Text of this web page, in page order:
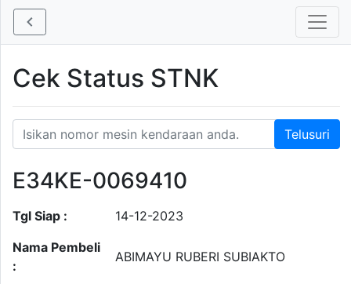
Cek Status STNK
E34KE-0069410
Tgl Siap :
14-12-2023
Nama Pembeli
:
ABIMAYU RUBERI SUBIAKTO